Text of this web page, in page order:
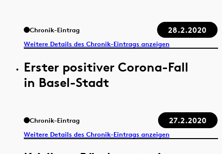
Chronik-Eintrag 28.2.2020
Weitere Details des Chronik-Eintrags anzeigen
Erster positiver Corona-Fall
in Basel-Stadt
Chronik-Eintrag 27.2.2020
Weitere Details des Chronik-Eintrags anzeigen